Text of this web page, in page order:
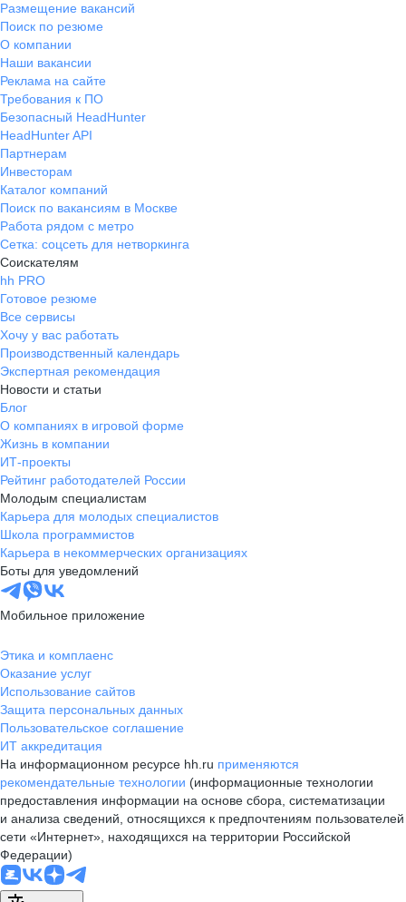
Размещение вакансий
Поиск по резюме
О компании
Наши вакансии
Реклама на сайте
Требования к ПО
Безопасный HeadHunter
HeadHunter API
Партнерам
Инвесторам
Каталог компаний
Поиск по вакансиям в Москве
Работа рядом с метро
Сетка: соцсеть для нетворкинга
Соискателям
hh PRO
Готовое резюме
Все сервисы
Хочу у вас работать
Производственный календарь
Экспертная рекомендация
Новости и статьи
Блог
О компаниях в игровой форме
Жизнь в компании
ИТ-проекты
Рейтинг работодателей России
Молодым специалистам
Карьера для молодых специалистов
Школа программистов
Карьера в некоммерческих организациях
Боты для уведомлений
Мобильное приложение
Этика и комплаенс
Оказание услуг
Использование сайтов
Защита персональных данных
Пользовательское соглашение
ИТ аккредитация
На информационном ресурсе hh.ru применяются
рекомендательные технологии (информационные технологии
предоставления информации на основе сбора, систематизации
и анализа сведений, относящихся к предпочтениям пользователей
сети «Интернет», находящихся на территории Российской
Федерации)